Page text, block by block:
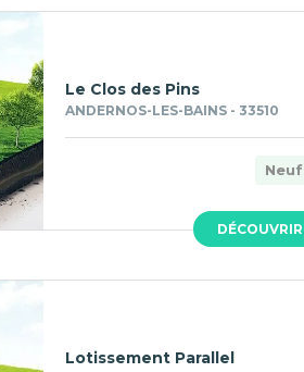
DÉCOUVRIR
Le Clos des Pins
ANDERNOS-LES-BAINS - 33510
Neuf
Lotissement Parallel